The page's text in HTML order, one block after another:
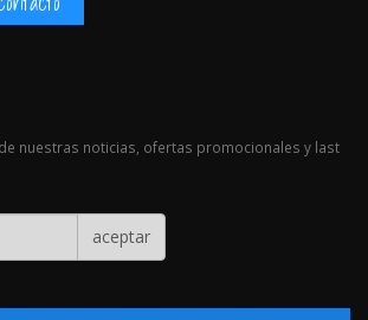
nuestras noticias, ofertas promocionales y last
aceptar